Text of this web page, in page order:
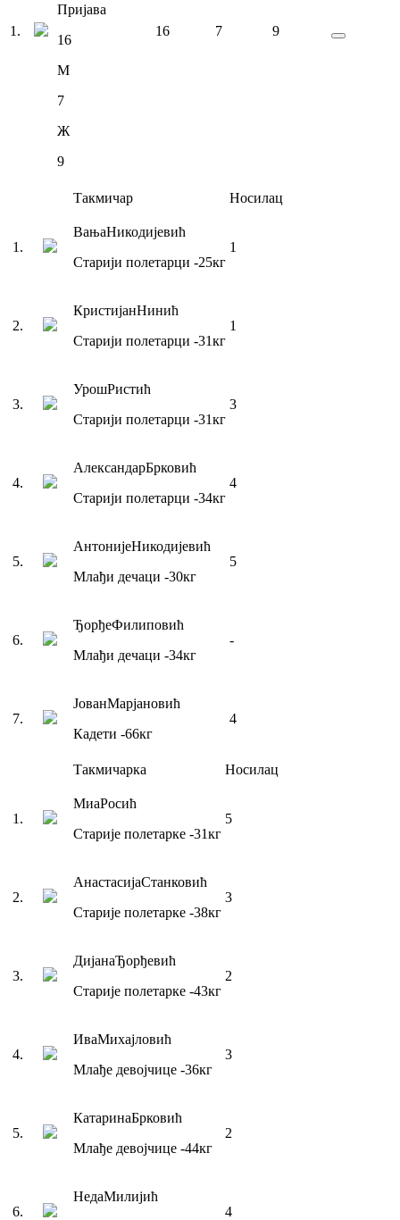
1 .
Пријава
16
М
7
Ж
9
16 7 9
Такмичар Носилац
1 .
ВањаНикодијевић
Старији полетарци -25кг
1
2.
КристијанНинић
Старији полетарци -31кг
1
3.
УрошРистић
Старији полетарци -31кг
3
4.
АлександарБрковић
Старији полетарци -34кг
4
5.
АнтонијеНикодијевић
Млађи дечаци -30кг
5
6.
ЂорђеФилиповић
Млађи дечаци -34кг
-
7.
ЈованМарјановић
Кадети -66кг
4
Такмичарка Носилац
1 .
МиаРосић
Старије полетарке -31кг
5
2.
АнастасијаСтанковић
Старије полетарке -38кг
3
3.
ДијанаЂорђевић
Старије полетарке -43кг
2
4.
ИваМихајловић
Млађе девојчице -36кг
3
5.
КатаринаБрковић
Млађе девојчице -44кг
2
6.
НедаМилијић
4